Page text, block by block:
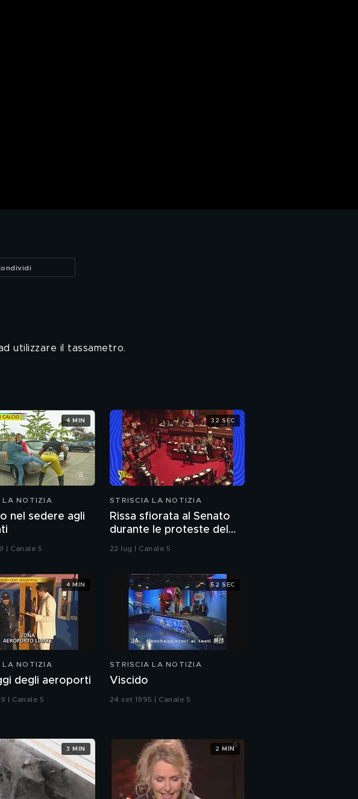
utilizzare il tassametro.
LA NOTIZIA
nel sedere agli
| Canale 5
4 MIN
STRISCIA LA NOTIZIA
Rissa sfiorata al Senato
durante le proteste del
M5S sul caso Delmastro
22 lug | Canale 5
32 SEC
LA NOTIZIA
degli aeroporti
| Canale 5
4 MIN
STRISCIA LA NOTIZIA
Viscido
24 set 1995 | Canale 5
52 SEC
3 MIN 2 MIN